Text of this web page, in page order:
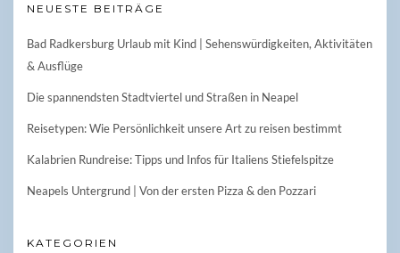
NEUESTE BEITRÄGE
Bad Radkersburg Urlaub mit Kind | Sehenswürdigkeiten, Aktivitäten
& Ausflüge
Die spannendsten Stadtviertel und Straßen in Neapel
Reisetypen: Wie Persönlichkeit unsere Art zu reisen bestimmt
Kalabrien Rundreise: Tipps und Infos für Italiens Stiefelspitze
Neapels Untergrund | Von der ersten Pizza & den Pozzari
KATEGORIEN